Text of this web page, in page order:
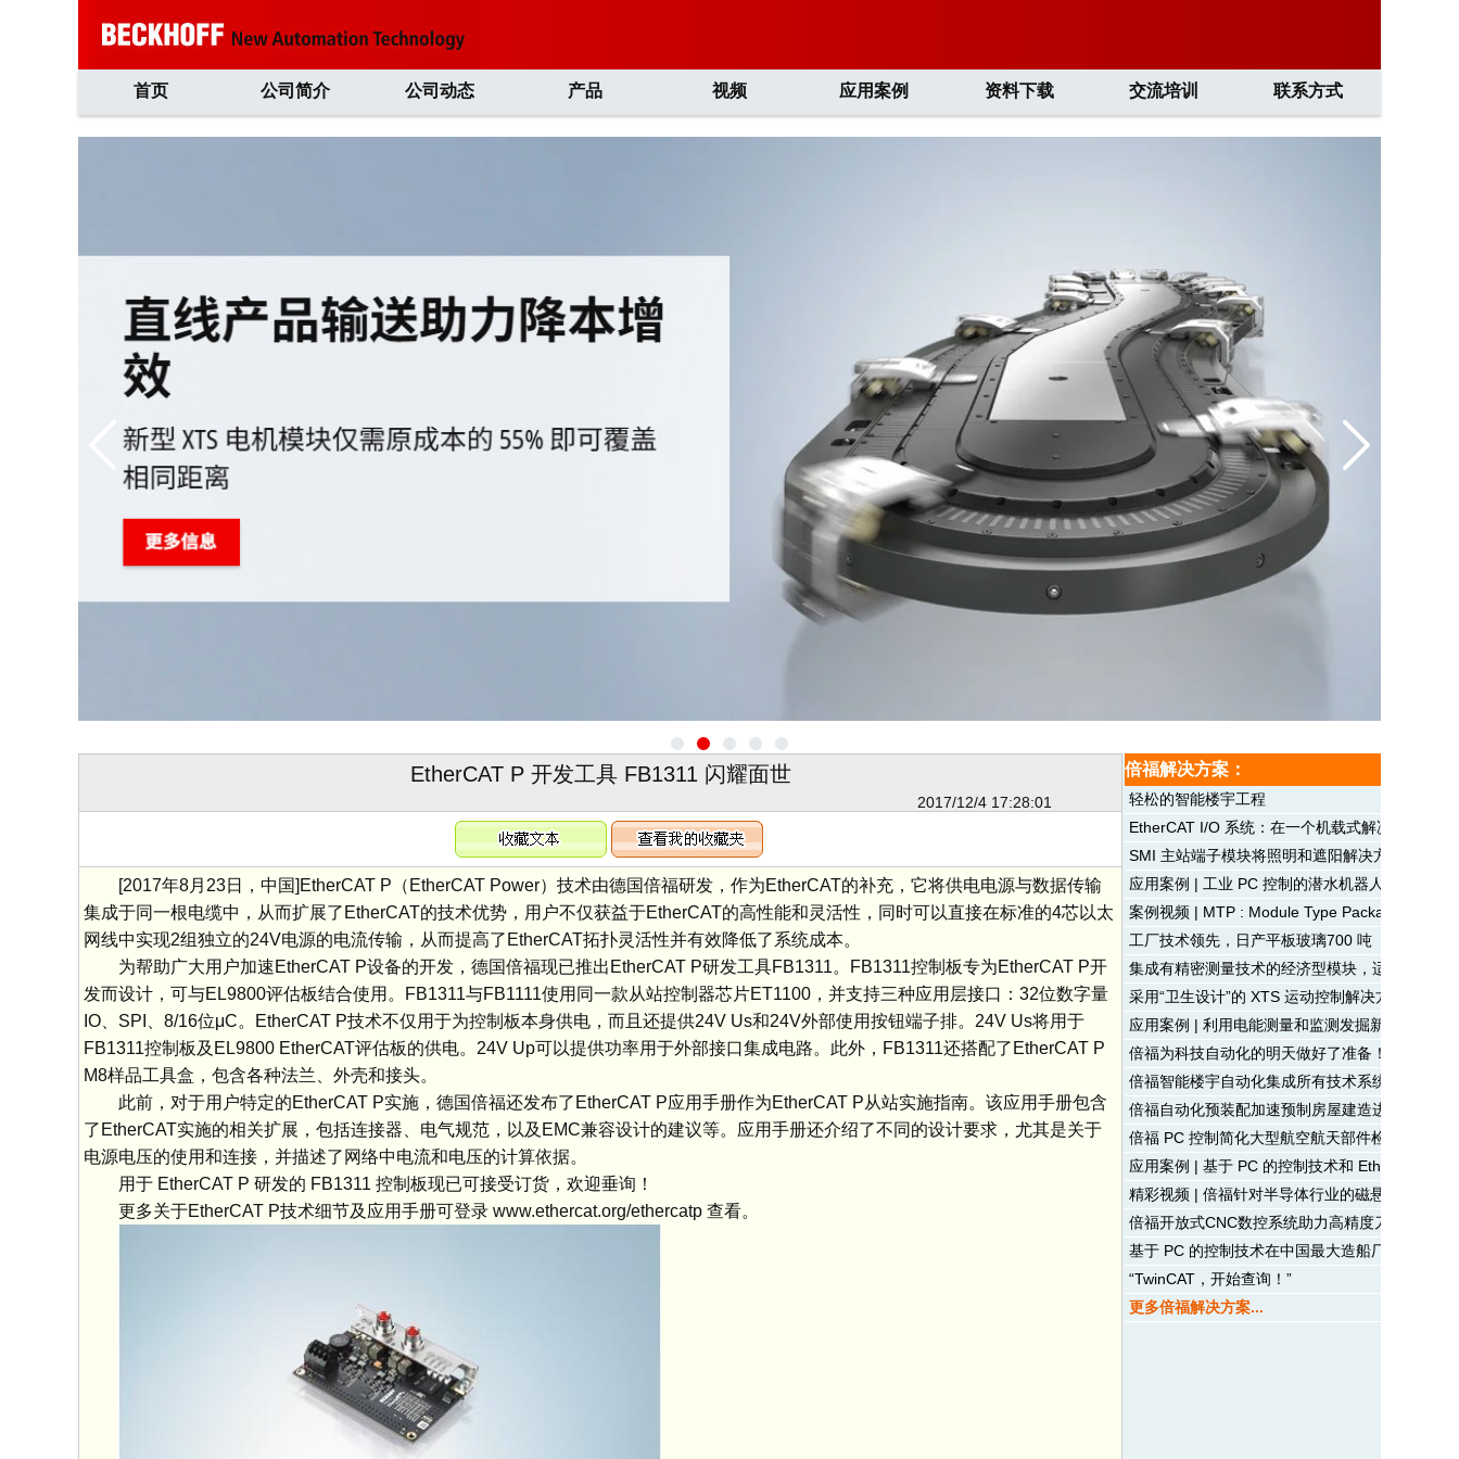
首页 公司简介 公司动态 产品 视频 应用案例 资料下载 交流培训 联系方式
EtherCAT P 开发工具 FB1311 闪耀面世
2017/12/4 17:28:01
[2017年8月23日，中国]EtherCAT P（EtherCAT Power）技术由德国倍福研发，作为EtherCAT的补充，它将供电电源与数据传输
集成于同一根电缆中，从而扩展了EtherCAT的技术优势，用户不仅获益于EtherCAT的高性能和灵活性，同时可以直接在标准的4芯以太
网线中实现2组独立的24V电源的电流传输，从而提高了EtherCAT拓扑灵活性并有效降低了系统成本。
为帮助广大用户加速EtherCAT P设备的开发，德国倍福现已推出EtherCAT P研发工具FB1311。FB1311控制板专为EtherCAT P开
发而设计，可与EL9800评估板结合使用。FB1311与FB1111使用同一款从站控制器芯片ET1100，并支持三种应用层接口：32位数字量
IO、SPI、8/16位μC。EtherCAT P技术不仅用于为控制板本身供电，而且还提供24V Us和24V外部使用按钮端子排。24V Us将用于
FB1311控制板及EL9800 EtherCAT评估板的供电。24V Up可以提供功率用于外部接口集成电路。此外，FB1311还搭配了EtherCAT P
M8样品工具盒，包含各种法兰、外壳和接头。
此前，对于用户特定的EtherCAT P实施，德国倍福还发布了EtherCAT P应用手册作为EtherCAT P从站实施指南。该应用手册包含
了EtherCAT实施的相关扩展，包括连接器、电气规范，以及EMC兼容设计的建议等。应用手册还介绍了不同的设计要求，尤其是关于
电源电压的使用和连接，并描述了网络中电流和电压的计算依据。
用于 EtherCAT P 研发的 FB1311 控制板现已可接受订货，欢迎垂询！
更多关于EtherCAT P技术细节及应用手册可登录 www.ethercat.org/ethercatp 查看。
倍福解决方案：
轻松的智能楼宇工程
EtherCAT I/O 系统：在一个机载式解决方案中
SMI 主站端子模块将照明和遮阳解决方案灵活地
应用案例 | 工业 PC 控制的潜水机器人在威尼斯
案例视频 | MTP : Module Type Package 在工业
工厂技术领先，日产平板玻璃700 吨
集成有精密测量技术的经济型模块，适用于高效
采用“卫生设计”的 XTS 运动控制解决方案结构
应用案例 | 利用电能测量和监测发掘新的节能潜
倍福为科技自动化的明天做好了准备！
倍福智能楼宇自动化集成所有技术系统驱动效率
倍福自动化预装配加速预制房屋建造进程
倍福 PC 控制简化大型航空航天部件检测工作
应用案例 | 基于 PC 的控制技术和 EtherCAT 总
精彩视频 | 倍福针对半导体行业的磁悬浮式晶圆
倍福开放式CNC数控系统助力高精度刀具磨床
基于 PC 的控制技术在中国最大造船厂钢板成型
“TwinCAT，开始查询！”
更多倍福解决方案...